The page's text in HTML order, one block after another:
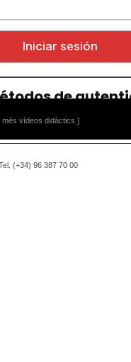
més vídeos didàctics ]
(+34) 96 387 70 00